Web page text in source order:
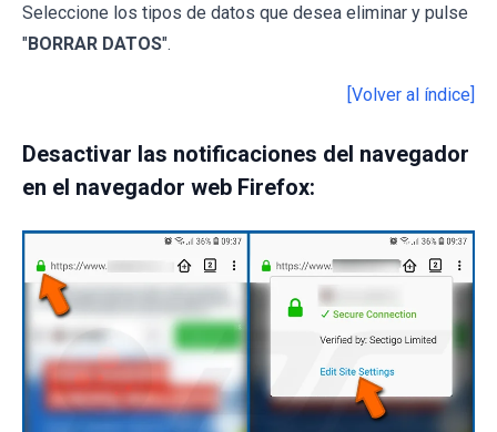
Seleccione los tipos de datos que desea eliminar y pulse
"BORRAR DATOS".
[Volver al índice]
Desactivar las notificaciones del navegador
en el navegador web Firefox: